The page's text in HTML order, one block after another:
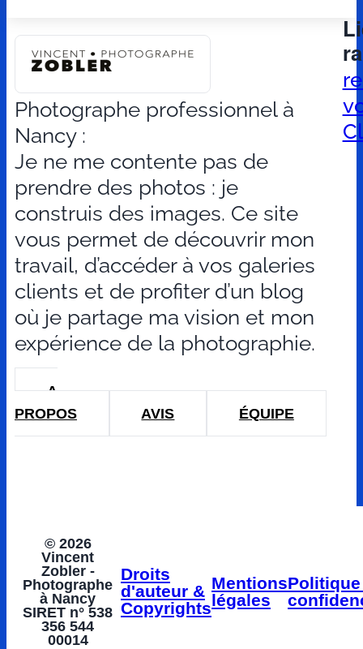
Photographe professionnel à
Nancy :
Je ne me contente pas de
prendre des photos : je
construis des images. Ce site
vous permet de découvrir mon
travail, d’accéder à vos galeries
clients et de profiter d’un blog
où je partage ma vision et mon
expérience de la photographie.
A
PROPOS
AVIS ÉQUIPE
© 2026
Vincent
Zobler -
Photographe
à Nancy
SIRET n° 538
356 544
00014
Droits
d'auteur &
Copyrights
Mentions
légales